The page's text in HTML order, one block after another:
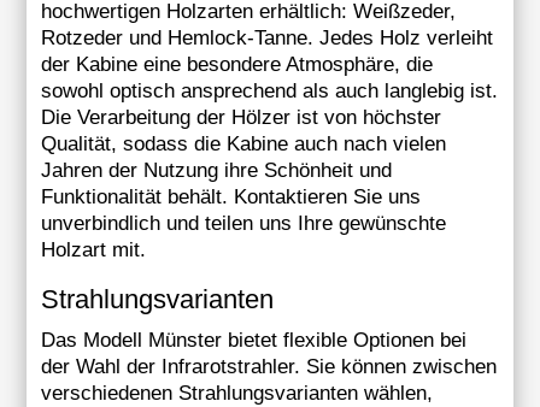
hochwertigen Holzarten erhältlich: Weißzeder,
Rotzeder und Hemlock-Tanne. Jedes Holz verleiht
der Kabine eine besondere Atmosphäre, die
sowohl optisch ansprechend als auch langlebig ist.
Die Verarbeitung der Hölzer ist von höchster
Qualität, sodass die Kabine auch nach vielen
Jahren der Nutzung ihre Schönheit und
Funktionalität behält. Kontaktieren Sie uns
unverbindlich und teilen uns Ihre gewünschte
Holzart mit.
Strahlungsvarianten
Das Modell Münster bietet flexible Optionen bei
der Wahl der Infrarotstrahler. Sie können zwischen
verschiedenen Strahlungsvarianten wählen,